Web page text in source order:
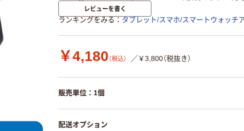
レビューを書く
ランキングをみる タブレット/スマホ/スマートウォッチ
￥4,180 （税込） ／￥3,800（税抜き）
販売単位：1個
配送オプション